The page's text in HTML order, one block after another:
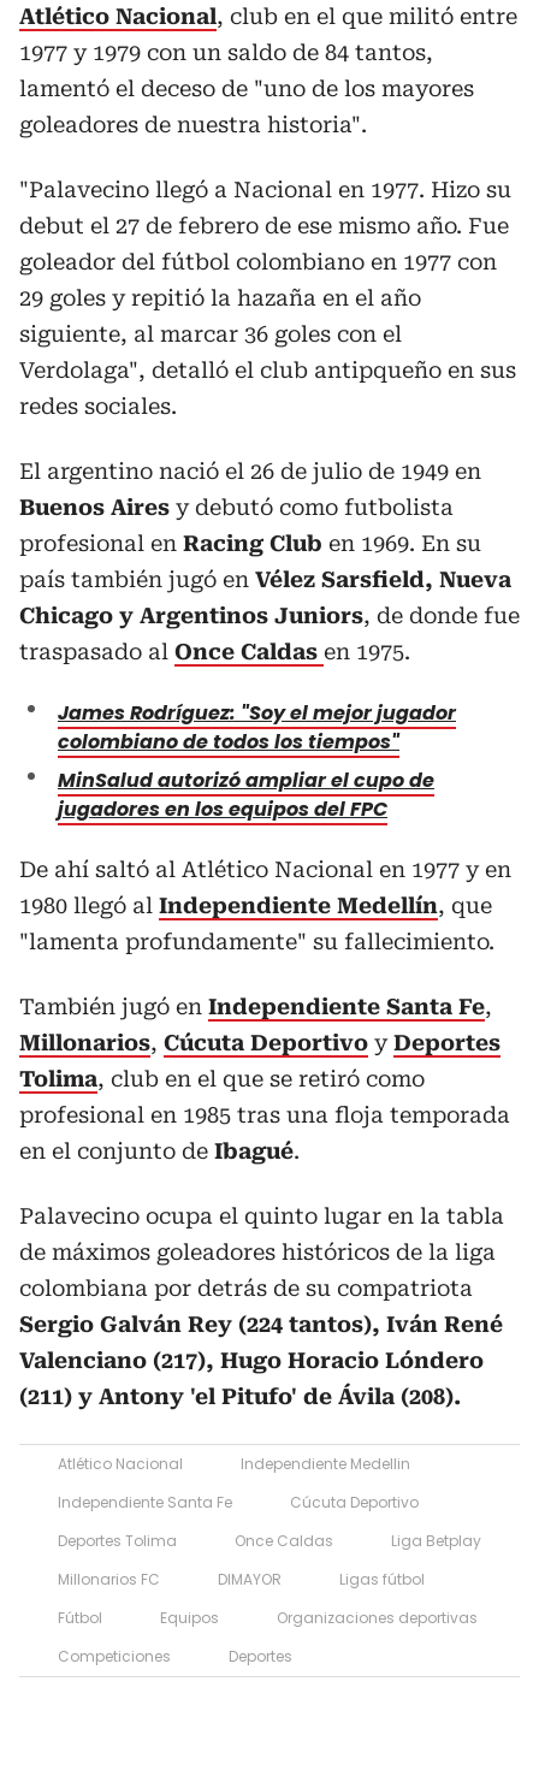
Atlético Nacional, club en el que militó entre
1977 y 1979 con un saldo de 84 tantos,
lamentó el deceso de "uno de los mayores
goleadores de nuestra historia".
"Palavecino llegó a Nacional en 1977. Hizo su
debut el 27 de febrero de ese mismo año. Fue
goleador del fútbol colombiano en 1977 con
29 goles y repitió la hazaña en el año
siguiente, al marcar 36 goles con el
Verdolaga", detalló el club antipqueño en sus
redes sociales.
El argentino nació el 26 de julio de 1949 en
Buenos Aires y debutó como futbolista
profesional en Racing Club en 1969. En su
país también jugó en Vélez Sarsfield, Nueva
Chicago y Argentinos Juniors, de donde fue
traspasado al Once Caldas en 1975.
James Rodríguez: "Soy el mejor jugador
colombiano de todos los tiempos"
MinSalud autorizó ampliar el cupo de
jugadores en los equipos del FPC
De ahí saltó al Atlético Nacional en 1977 y en
1980 llegó al Independiente Medellín, que
"lamenta profundamente" su fallecimiento.
También jugó en Independiente Santa Fe,
Millonarios, Cúcuta Deportivo yDeportes
Tolima, club en el que se retiró como
profesional en 1985 tras una floja temporada
en el conjunto de Ibagué.
Palavecino ocupa el quinto lugar en la tabla
de máximos goleadores históricos de la liga
colombiana por detrás de su compatriota
Sergio Galván Rey (224 tantos), Iván René
Valenciano (217), Hugo Horacio Lóndero
(211) y Antony 'el Pitufo' de Ávila (208).
Atlético Nacional
Independiente Medellin
Independiente Santa Fe
Cúcuta Deportivo
Deportes Tolima
Once Caldas
Liga Betplay
Millonarios FC
DIMAYOR
Ligas fútbol
Fútbol
Equipos
Organizaciones deportivas
Competiciones
Deportes